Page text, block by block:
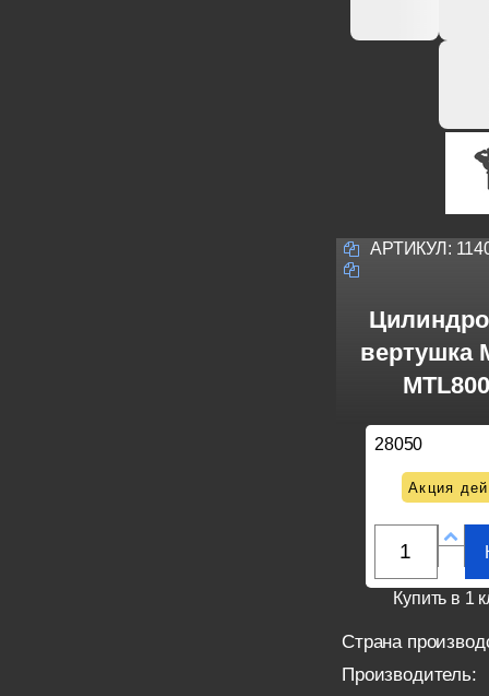
АРТИКУЛ:
вертушка
28050
Акция
Купить в 1
Страна
Производитель: